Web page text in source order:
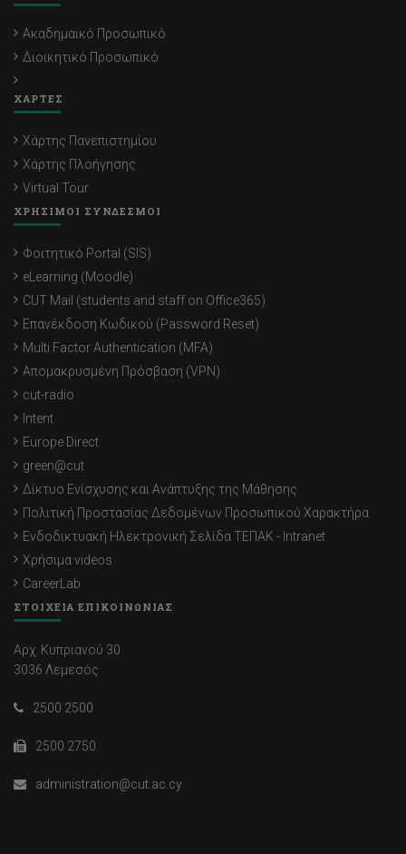
Ακαδημαϊκό Προσωπικό
Διοικητικό Προσωπικό
ΧΑΡΤΕΣ
Χάρτης Πανεπιστημίου
Χάρτης Πλοήγησης
Virtual Tour
ΧΡΗΣΙΜΟΙ ΣΥΝΔΕΣΜΟΙ
Φοιτητικό Portal (SIS)
eLearning (Moodle)
CUT Mail (students and staff on Office365)
Επανέκδοση Κωδικού (Password Reset)
Multi Factor Authentication (MFA)
Απομακρυσμένη Πρόσβαση (VPN)
cut-radio
Intent
Europe Direct
green@cut
Δίκτυο Ενίσχυσης και Ανάπτυξης της Μάθησης
Πολιτική Προστασίας Δεδομένων Προσωπικού Χαρακτήρα
Ενδοδικτυακή Ηλεκτρονική Σελίδα ΤΕΠΑΚ - Intranet
Χρήσιμα videos
CareerLab
ΣΤΟΙΧΕΙΑ ΕΠΙΚΟΙΝΩΝΙΑΣ
Αρχ. Κυπριανού 30
3036 Λεμεσός
2500 2500
2500 2750
administration@cut.ac.cy